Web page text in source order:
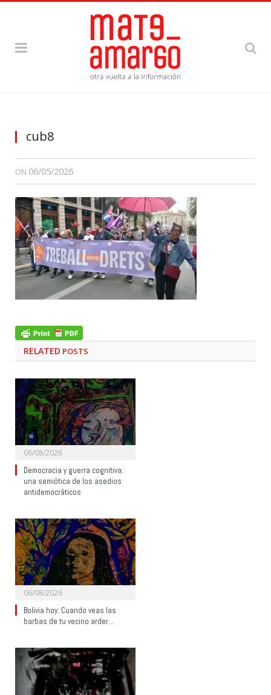
cub8
ON 06/05/2026
RELATED POSTS
06/08/2026
Democracia y guerra cognitiva:
una semiótica de los asedios
antidemocráticos
06/08/2026
Bolivia hoy: Cuando veas las
barbas de tu vecino arder…